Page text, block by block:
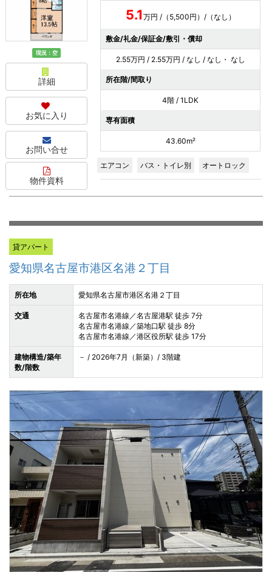
現況：空
詳細
お気に入り
お問い合せ
物件資料
5.1万円 /（5,500円）/（なし）
敷金/礼金/保証金/敷引・償却
2.55万円 / 2.55万円 / なし / なし・ なし
所在階/間取り
4階 / 1LDK
専有面積
43.60m²
エアコン バス・トイレ別 オートロック
貸アパート
愛知県名古屋市港区名港２丁目
所在地 愛知県名古屋市港区名港２丁目
交通
名古屋市名港線／名古屋港駅 徒歩 7分
名古屋市名港線／築地口駅 徒歩 8分
名古屋市名港線／港区役所駅 徒歩 17分
建物構造/築年
数/階数
－ / 2026年7月（新築）/ 3階建